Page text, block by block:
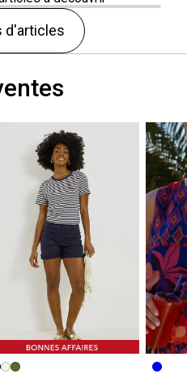
d'articles